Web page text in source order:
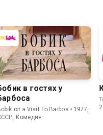
в гостях у
on a Visit To Barbos • 1977,
Комедия